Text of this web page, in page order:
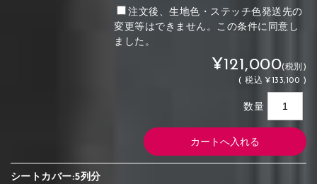
注文後、生地色・ステッチ色発送先の
変更等はできません。この条件に同意し
ました。
¥121,000(税別)
(税込 ¥133,100 )
数量
シートカバー:5列分